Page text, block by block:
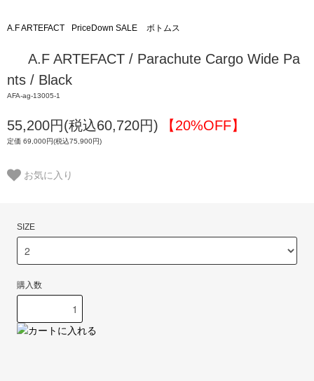
A.F ARTEFACT PriceDown SALE ボトムス
A.F ARTEFACT / Parachute Cargo Wide Pa
nts / Black
AFA-ag-13005-1
55,200円(税込60,720円) 【20%OFF】
定価 69,000円(税込75,900円)
お気に入り
SIZE
購入数